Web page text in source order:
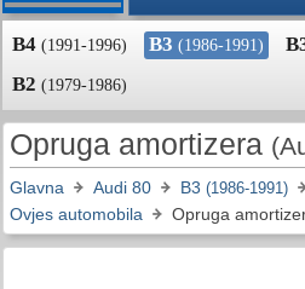
B4 (1991-1996) B3 (1986-1991)
B2 (1979-1986)
Opruga amortizera
Glavna Audi 80 B3 (1986-1991)
Ovjes automobila
Opruga